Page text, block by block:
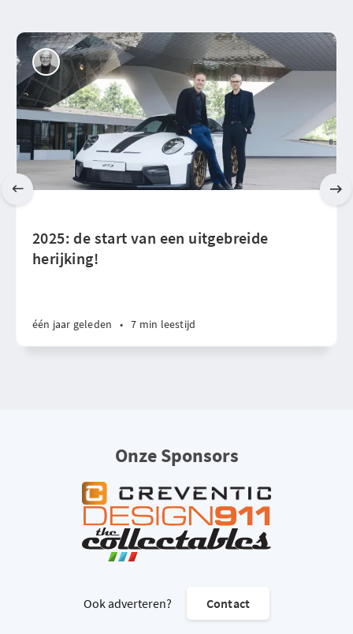
2025: de start van een uitgebreide
herijking!
één jaar geleden • 7 min leestijd
Onze Sponsors
Ook adverteren? Contact